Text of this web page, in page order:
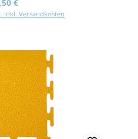
€
inkl. Versandkosten